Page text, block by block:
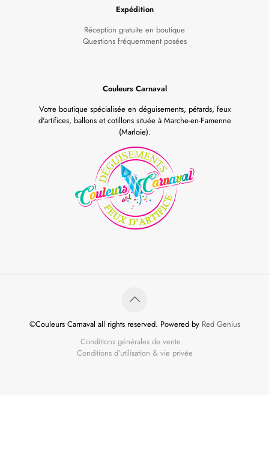
Expédition
Réception gratuite en boutique
Questions fréquemment posées
Couleurs Carnaval
Votre boutique spécialisée en déguisements, pétards, feux
d'artifices, ballons et cotillons située à Marche-en-Famenne
(Marloie).
©Couleurs Carnaval all rights reserved. Powered by Red Genius
Conditions générales de vente
Conditions d’utilisation & vie privée